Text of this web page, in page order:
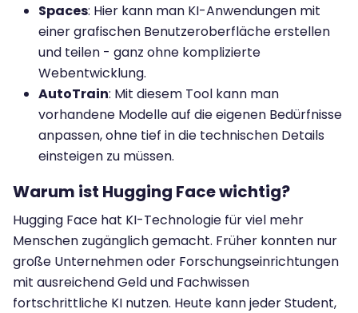
Spaces: Hier kann man KI-Anwendungen mit
einer grafischen Benutzeroberfläche erstellen
und teilen - ganz ohne komplizierte
Webentwicklung.
AutoTrain: Mit diesem Tool kann man
vorhandene Modelle auf die eigenen Bedürfnisse
anpassen, ohne tief in die technischen Details
einsteigen zu müssen.
Warum ist Hugging Face wichtig?
Hugging Face hat KI-Technologie für viel mehr
Menschen zugänglich gemacht. Früher konnten nur
große Unternehmen oder Forschungseinrichtungen
mit ausreichend Geld und Fachwissen
fortschrittliche KI nutzen. Heute kann jeder Student,